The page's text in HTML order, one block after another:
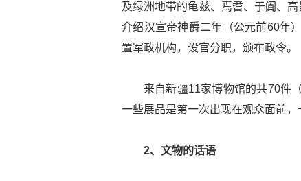
及绿洲地带的龟兹、焉耆、于阗、高
介绍汉宣帝神爵二年（公元前60年
置军政机构，设官分职，颁布政令。
来自新疆11家博物馆的共70件
一些展品是第一次出现在观众面前，
2、文物的话语